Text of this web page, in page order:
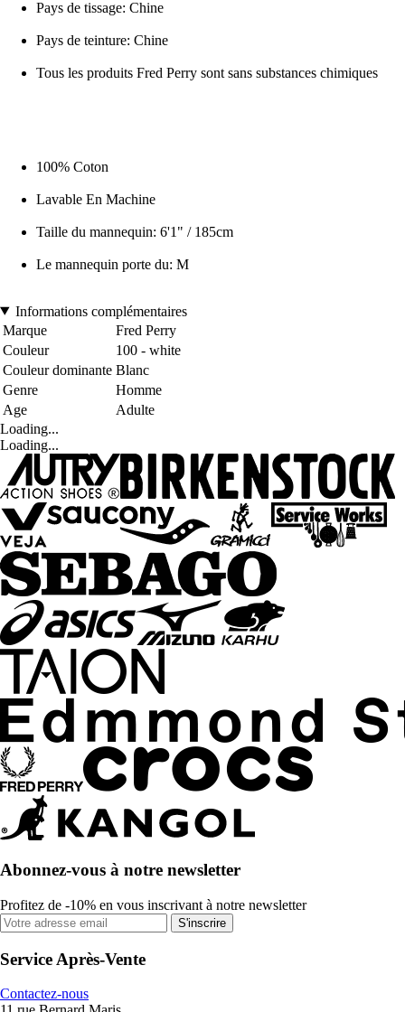
Pays de tissage: Chine
Pays de teinture: Chine
Tous les produits Fred Perry sont sans substances chimiques
100% Coton
Lavable En Machine
Taille du mannequin: 6'1" / 185cm
Le mannequin porte du: M
Informations complémentaires
Marque
Fred Perry
Couleur
100 - white
Couleur dominante Blanc
Genre
Homme
Age
Adulte
Loading...
Loading...
Abonnez-vous à notre newsletter
Profitez de -10% en vous inscrivant à notre newsletter
S'inscrire
Service Après-Vente
Contactez-nous